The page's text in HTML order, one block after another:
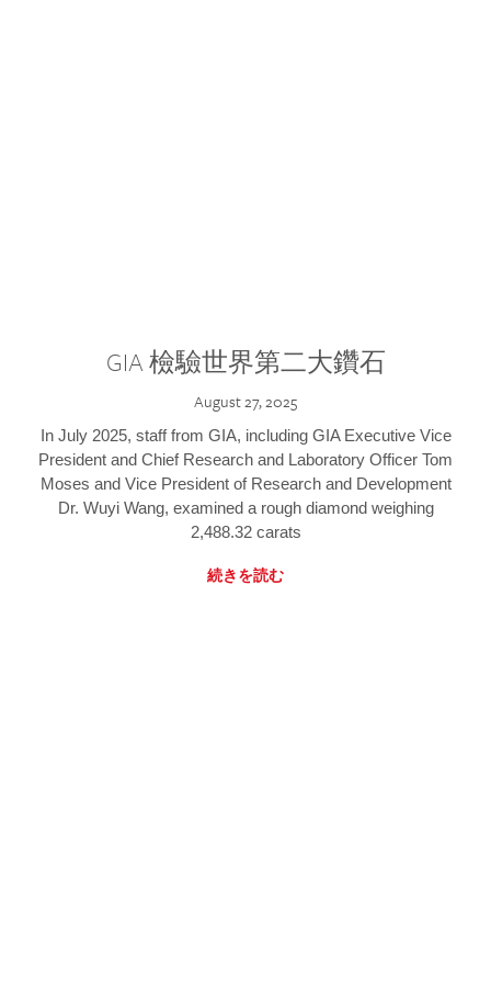
GIA 檢驗世界第二大鑽石
August 27, 2025
In July 2025, staff from GIA, including GIA Executive Vice
President and Chief Research and Laboratory Officer Tom
Moses and Vice President of Research and Development
Dr. Wuyi Wang, examined a rough diamond weighing
2,488.32 carats
続きを読む